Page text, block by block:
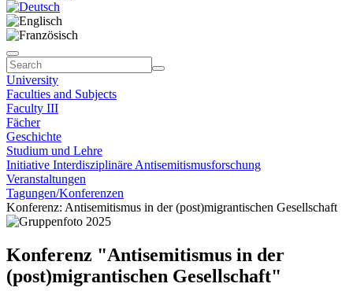
University
Faculties and Subjects
Faculty III
Fächer
Geschichte
Studium und Lehre
Initiative Interdisziplinäre Antisemitismusforschung
Veranstaltungen
Tagungen/Konferenzen
Konferenz: Antisemitismus in der (post)migrantischen Gesellschaft
Konferenz "Antisemitismus in der
(post)migrantischen Gesellschaft"